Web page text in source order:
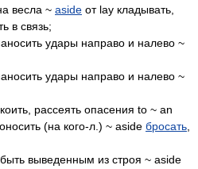
весла ~ aside от lay кладывать,
в связь;
удары направо и налево ~
удары направо и налево ~
рассеять опасения to ~ an
(на кого-л.) ~ aside бросать
выведенным из строя ~ aside